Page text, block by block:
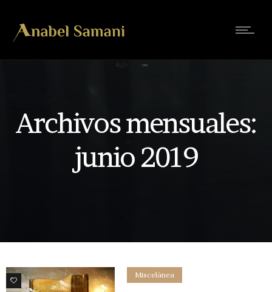
Archivos mensuales:
junio 2019
2
Miscelánea